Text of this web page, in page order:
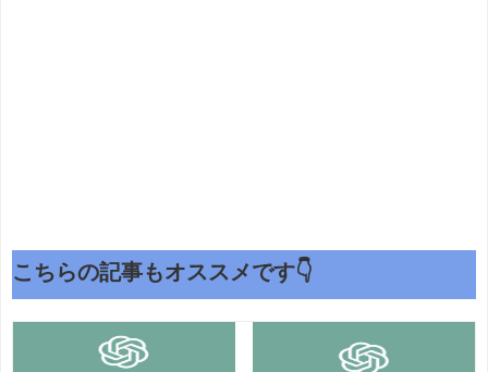
こちらの記事もオススメです👇